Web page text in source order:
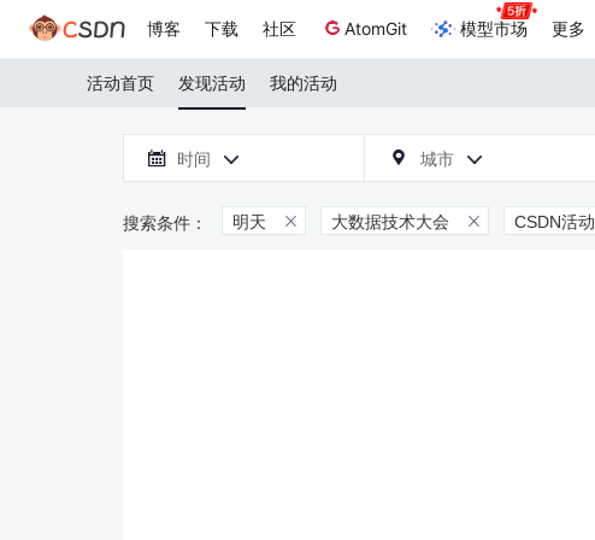
博客 下载 社区 AtomGit 模型市场 更多
活动首页 发现活动 我的活动
 时间   城市 
明天  大数据技术大会  CSDN活动